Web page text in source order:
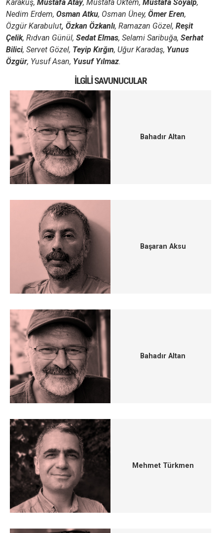
Karakuş, Mustafa Atay, Mustafa Öktem, Mustafa Soyalp,
Nedim Erdem, Osman Atku, Osman Üney, Ömer Eren,
Özgür Karabulut, Özkan Özkanlı, Ramazan Gözel, Reşit
Çelik, Rıdvan Günül, Sedat Elmas, Selami Saribuğa, Serhat
Bilici, Servet Gözel, Teyip Kırğın, Uğur Karadaş, Yunus
Özgür, Yusuf Asan, Yusuf Yılmaz.
İLGILI SAVUNUCULAR
Bahadır Altan
Başaran Aksu
Bahadır Altan
Mehmet Türkmen